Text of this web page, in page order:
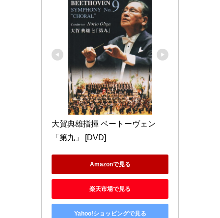
大賀典雄指揮 ベートーヴェン
「第九」 [DVD]
Amazonで見る
楽天市場で見る
Yahoo!ショッピングで見る